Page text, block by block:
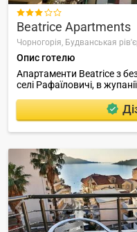

Beatrice Apartments
Чорногорія, Будванськая
Опис готелю
Апартаменти Beatrice з
селі Рафаїловичі, в